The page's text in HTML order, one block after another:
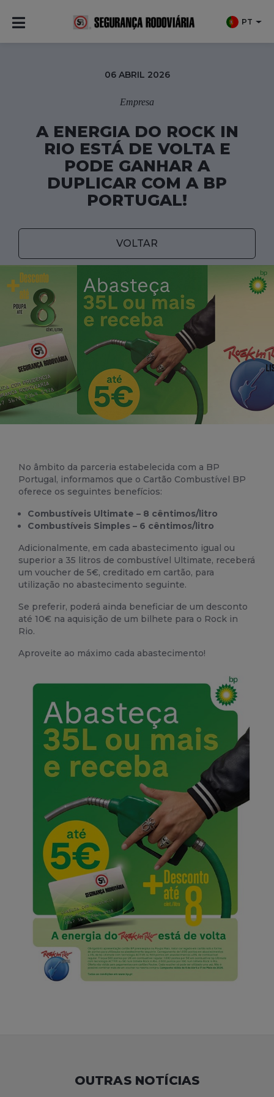
PT
06 ABRIL 2026
Empresa
A ENERGIA DO ROCK IN
RIO ESTÁ DE VOLTA E
PODE GANHAR A
DUPLICAR COM A BP
PORTUGAL!
VOLTAR
No âmbito da parceria estabelecida com a BP
Portugal, informamos que o Cartão Combustível BP
oferece os seguintes benefícios:
Combustíveis Ultimate – 8 cêntimos/litro
Combustíveis Simples – 6 cêntimos/litro
Adicionalmente, em cada abastecimento igual ou
superior a 35 litros de combustível Ultimate, receberá
um voucher de 5€, creditado em cartão, para
utilização no abastecimento seguinte.
Se preferir, poderá ainda beneficiar de um desconto
até 10€ na aquisição de um bilhete para o Rock in
Rio.
Aproveite ao máximo cada abastecimento!
OUTRAS NOTÍCIAS